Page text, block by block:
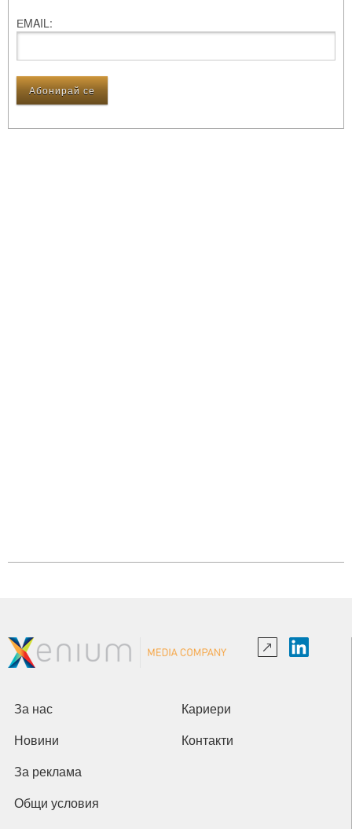
ЕMAIL:
За нас Кариери
Новини Контакти
За реклама
Общи условия